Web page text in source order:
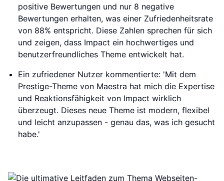
positive Bewertungen und nur 8 negative
Bewertungen erhalten, was einer Zufriedenheitsrate
von 88% entspricht. Diese Zahlen sprechen für sich
und zeigen, dass Impact ein hochwertiges und
benutzerfreundliches Theme entwickelt hat.
Ein zufriedener Nutzer kommentierte: 'Mit dem
Prestige-Theme von Maestra hat mich die Expertise
und Reaktionsfähigkeit von Impact wirklich
überzeugt. Dieses neue Theme ist modern, flexibel
und leicht anzupassen - genau das, was ich gesucht
habe.'